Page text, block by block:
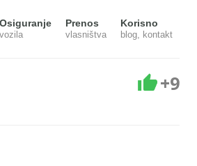
Osiguranje
vozila
Prenos
vlasništva
Korisno
blog, kontakt
+9